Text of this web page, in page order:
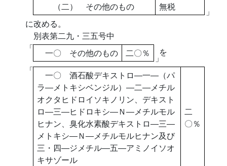
（二） その他のもの
無税
」
に改める。
別表第二九・三五号中
「
一〇 その他のもの 二〇％ 」
を
「
一〇 酒石酸デキストロ―一―（パ
ラ―メトキシベンジル）―二―メチル
オクタヒドロイソキノリン、デキスト
ロ―三―ヒドロキシ―Ｎ―メチルモル
ヒナン、臭化水素酸デキストロ―三―
メトキシ―Ｎ―メチルモルヒナン及び
三・四―ジメチル―五―アミノイソオ
キサゾール
二
〇％